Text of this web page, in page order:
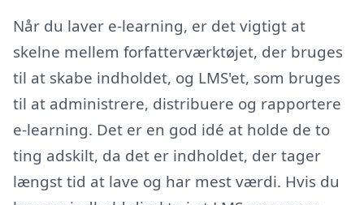
Når du laver e-learning, er det vigtigt at
skelne mellem forfatterværktøjet, der bruges
til at skabe indholdet, og LMS'et, som bruges
til at administrere, distribuere og rapportere
e-learning. Det er en god idé at holde de to
ting adskilt, da det er indholdet, der tager
længst tid at lave og har mest værdi. Hvis du